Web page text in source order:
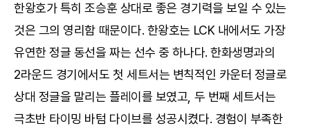
한왕호가 특히 조승훈 상대로 좋은 경기력을 보일 수 있는
것은 그의 영리함 때문이다. 한왕호는 LCK 내에서도 가장
유연한 정글 동선을 짜는 선수 중 하나다. 한화생명과의
2라운드 경기에서도 첫 세트서는 변칙적인 카운터 정글로
상대 정글을 말리는 플레이를 보였고, 두 번째 세트서는
극초반 타이밍 바텀 다이브를 성공시켰다. 경험이 부족한